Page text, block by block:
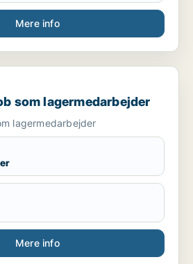
Mere info
lagermedarbejder
som lagermedarbejder
lagermedarbejder
Mere info